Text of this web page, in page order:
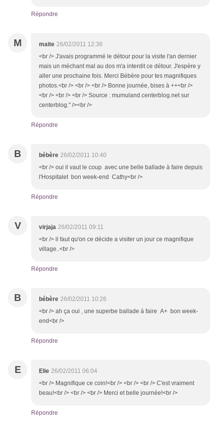
Répondre
M maite 26/02/2011 12:36
<br /> J'avais programmé le détour pour la visite l'an dernier
mais un méchant mal au dos m'a interdit ce détour. J'espère y
aller une prochaine fois. Merci Bébère pour tes magnifiques
photos.<br /> <br /> <br /> Bonne journée, bises à ++<br />
<br /> <br /> <br /> Source : mumuland.centerblog.net sur
centerblog." /><br />
Répondre
B bébère 26/02/2011 10:40
<br /> oui il vaut le coup avec une belle ballade à faire depuis
l'Hospitalet bon week-end Cathy<br />
Répondre
V virjaja 26/02/2011 09:11
<br /> il faut qu'on ce décide a visiter un jour ce magnifique
village..<br />
Répondre
B bébère 26/02/2011 10:26
<br /> ah ça oui , une superbe ballade à faire A+ bon week-
end<br />
Répondre
E Elie 26/02/2011 06:04
<br /> Magnifique ce coin!<br /> <br /> <br /> C'est vraiment
beau!<br /> <br /> <br /> Merci et belle journée!<br />
Répondre